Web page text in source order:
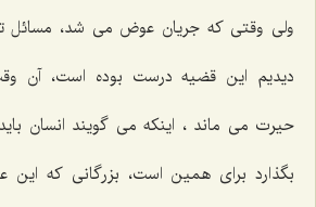
ولی وقتی که جریان عوض می شد، مسائل
دیدیم این قضیه درست بوده است، آن
حیرت می ماند ، اینکه می گویند انسان
بگذارد برای همین است، بزرگانی که این